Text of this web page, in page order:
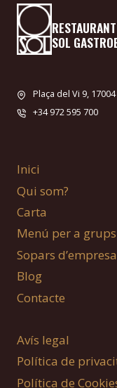
RESTAURANT
SOL
Plaça del Vi 9,
+34 972 595 700
Inici
Qui som?
Carta
Menú per a grups
Sopars d’empresa
Blog
Contacte
Avís legal
Política de
Política de